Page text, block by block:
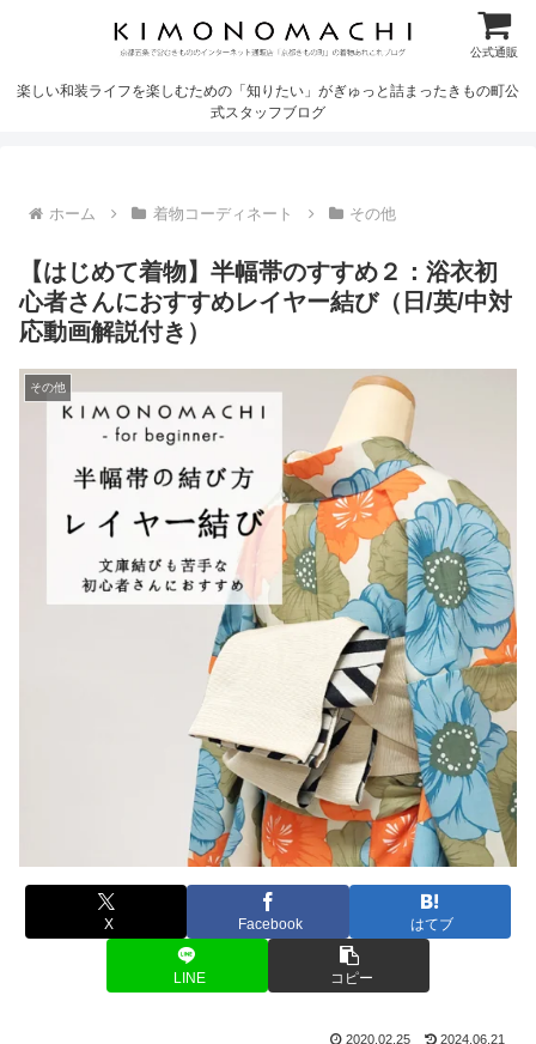
公式通販
楽しい和装ライフを楽しむための「知りたい」がぎゅっと詰まったきもの町公
式スタッフブログ
ホーム 着物コーディネート その他
【はじめて着物】半幅帯のすすめ２：浴衣初
心者さんにおすすめレイヤー結び（日/英/中対
応動画解説付き）
その他
X Facebook はてブ
LINE コピー
2020.02.25 2024.06.21